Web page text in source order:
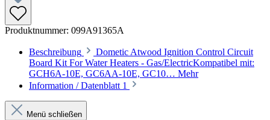
Produktnummer: 099A91365A
Beschreibung
Dometic Atwood Ignition Control Circuit
Board Kit For Water Heaters - Gas/ElectricKompatibel mit:
GCH6A-10E, GC6AA-10E, GC10… Mehr
Information / Datenblatt 1
Menü schließen